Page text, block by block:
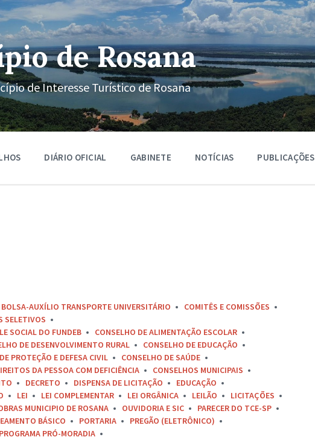
de Rosana
de Interesse Turístico de Rosana
DIÁRIO OFICIAL GABINETE NOTÍCIAS PUBLICAÇÕES
BOLSA-AUXÍLIO TRANSPORTE UNIVERSITÁRIO
COMITÊS E COMISSÕES
SELETIVOS
SOCIAL DO FUNDEB
CONSELHO DE ALIMENTAÇÃO ESCOLAR
DE DESENVOLVIMENTO RURAL
CONSELHO DE EDUCAÇÃO
PROTEÇÃO E DEFESA CIVIL
CONSELHO DE SAÚDE
DA PESSOA COM DEFICIÊNCIA
CONSELHOS MUNICIPAIS
DECRETO DISPENSA DE LICITAÇÃO
EDUCAÇÃO
LEI LEI COMPLEMENTAR LEI ORGÂNICA LEILÃO
LICITAÇÕES
MUNICIPIO DE ROSANA OUVIDORIA E SIC
PARECER DO TCE-SP
BÁSICO PORTARIA
PREGÃO (ELETRÔNICO)
PROGRAMA PRÓ-MORADIA